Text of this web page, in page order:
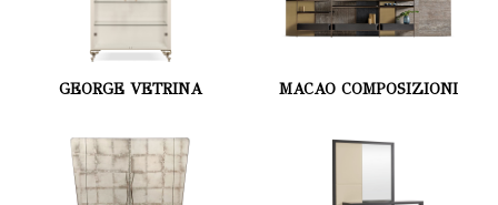
GEORGE VETRINA MACAO COMPOSIZIONI